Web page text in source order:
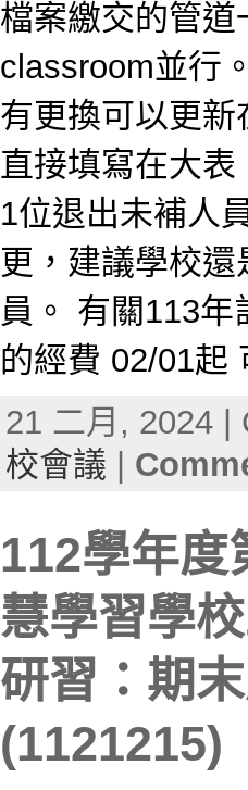
檔案繳交的管
classroom並行
有更換可以更
直接填寫在大
1位退出未補人
更，建議學校
員。 有關113
的經費 02/01
21 二月, 2024
校會議 |
112學年度
慧學習學
研習：期
(1121215)